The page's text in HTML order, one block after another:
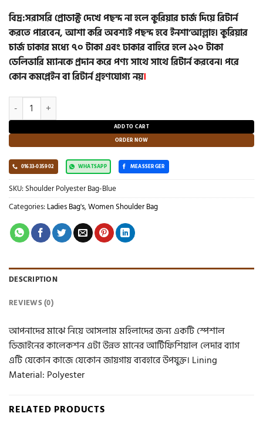
বিদ্র:সরাসরি প্রোডাক্ট দেখে পছন্দ না হলে কুরিয়ার চার্জ দিয়ে রিটার্ন
করতে পারবেন, আশা করি অবশ্যই পছন্দ হবে ইনশা’আল্লাহ। কুরিয়ার
চার্জ ঢাকার মধ্যে ৭০ টাকা এবং ঢাকার বাহিরে হলে ১২০ টাকা
ডেলিভারি ম্যানকে প্রদান করে পণ্য সাথে সাথে রিটার্ন করবেন। পরে
কোন কমপ্লেইন বা রিটার্ন গ্রহণযোগ্য নয়।
Women Nice Shoulder Bag(Blue Colour) quantity
ADD TO CART
ORDER NOW
01633-035902 WHATSAPP MEASSERGER
SKU: Shoulder Polyester Bag-Blue
Categories: Ladies Bag's,Women Shoulder Bag
DESCRIPTION
REVIEWS (0)
আপনাদের মাঝে নিয়ে আসলাম মহিলাদের জন্য একটি স্পেশাল
ডিজাইনের কালেকশন এটা উন্নত মানের আর্টিফিশিয়াল লেদার ব্যাগ
এটি যেকোন কাজে যেকোন জায়গায় ব্যবহারে উপযুক্ত। Lining
Material: Polyester
RELATED PRODUCTS